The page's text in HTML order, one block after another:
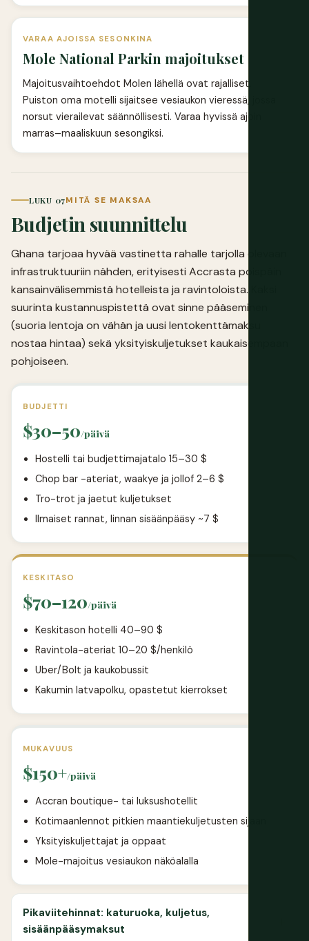
VARAA AJOISSA SESONKINA
Mole National Parkin majoitukset
Majoitusvaihtoehdot Molen lähellä ovat rajalliset.
Puiston oma motelli sijaitsee vesiaukon vieressä, jossa
norsut vierailevat säännöllisesti. Varaa hyvissä ajoin
marras–maaliskuun sesongiksi.
LUKU 07MITÄ SE MAKSAA
Budjetin suunnittelu
Ghana tarjoaa hyvää vastinetta rahalle tarjolla olevaan
infrastruktuuriin nähden, erityisesti Accrasta poispäin
kansainvälisemmistä hotelleista ja ravintoloista. Kaksi
suurinta kustannuspistettä ovat sinne pääseminen
(suoria lentoja on vähän ja uusi lentokenttämaksu
nostaa hintaa) sekä yksityiskuljetukset kaukaisempaan
pohjoiseen.
BUDJETTI
$30–50/päivä
Hostelli tai budjettimajatalo 15–30 $
Chop bar -ateriat, waakye ja jollof 2–6 $
Tro-trot ja jaetut kuljetukset
Ilmaiset rannat, linnan sisäänpääsy ~7 $
KESKITASO
$70–120/päivä
Keskitason hotelli 40–90 $
Ravintola-ateriat 10–20 $/henkilö
Uber/Bolt ja kaukobussit
Kakumin latvapolku, opastetut kierrokset
MUKAVUUS
$150+/päivä
Accran boutique- tai luksushotellit
Kotimaanlennot pitkien maantiekuljetusten sijaan
Yksityiskuljettajat ja oppaat
Mole-majoitus vesiaukon näköalalla
Pikaviitehinnat: katuruoka, kuljetus,
sisäänpääsymaksut